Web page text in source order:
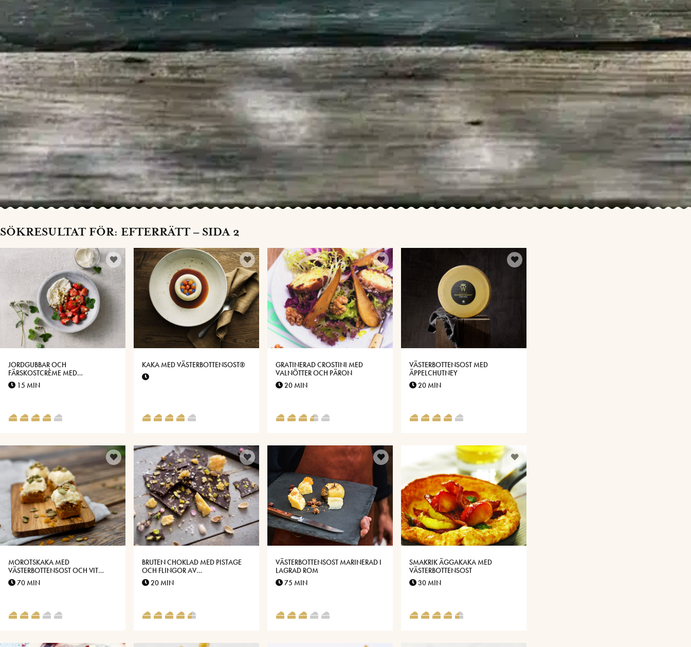
SÖKRESULTAT FÖR: EFTERRÄTT – SIDA 2
JORDGUBBAR OCH
FÄRSKOSTCRÈME MED
VÄSTERBOTTENSOST® VANILJ OCH
PISTAGENÖTTER
15 MIN
KAKA MED VÄSTERBOTTENSOST®
GRATINERAD CROSTINI MED
VALNÖTTER OCH PÄRON
20 MIN
VÄSTERBOTTENSOST MED
ÄPPELCHUTNEY
20 MIN
MOROTSKAKA MED
VÄSTERBOTTENSOST OCH VIT
CHOKLADFROSTING
70 MIN
BRUTEN CHOKLAD MED PISTAGE
OCH FLINGOR AV
VÄSTERBOTTENSOST
20 MIN
VÄSTERBOTTENSOST MARINERAD I
LAGRAD ROM
75 MIN
SMAKRIK ÄGGAKAKA MED
VÄSTERBOTTENSOST
30 MIN